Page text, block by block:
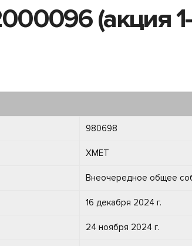
(акция
980698
XMET
Внеочередное общее
16 декабря 2024 г.
24 ноября 2024 г.